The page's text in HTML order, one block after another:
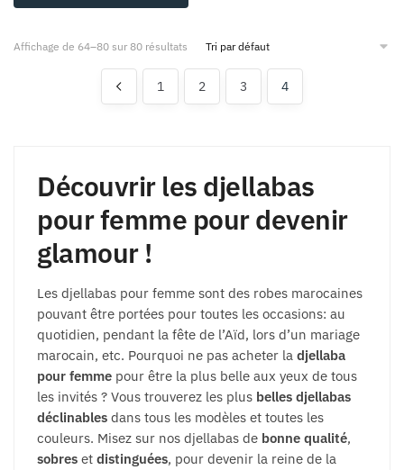
Affichage de 64–80 sur 80 résultats
1 2 3 4
Découvrir les djellabas
pour femme pour devenir
glamour !
Les djellabas pour femme sont des robes marocaines
pouvant être portées pour toutes les occasions: au
quotidien, pendant la fête de l’Aïd, lors d’un mariage
marocain, etc. Pourquoi ne pas acheter la djellaba
pour femme pour être la plus belle aux yeux de tous
les invités ? Vous trouverez les plus belles djellabas
déclinables dans tous les modèles et toutes les
couleurs. Misez sur nos djellabas de bonne qualité,
sobres et distinguées, pour devenir la reine de la